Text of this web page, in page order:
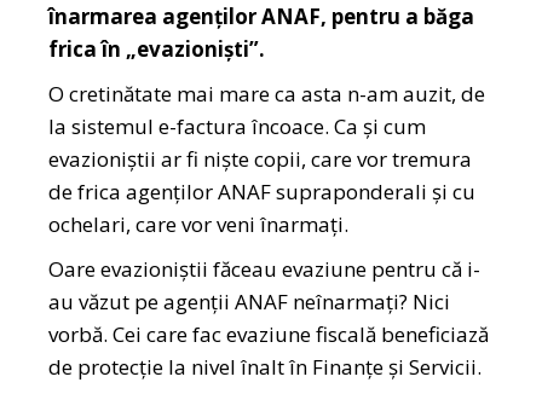
înarmarea agenților ANAF, pentru a băga
frica în „evazioniști”.
O cretinătate mai mare ca asta n-am auzit, de
la sistemul e-factura încoace. Ca și cum
evazioniștii ar fi niște copii, care vor tremura
de frica agenților ANAF supraponderali și cu
ochelari, care vor veni înarmați.
Oare evazioniștii făceau evaziune pentru că i-
au văzut pe agenții ANAF neînarmați? Nici
vorbă. Cei care fac evaziune fiscală beneficiază
de protecție la nivel înalt în Finanțe și Servicii.